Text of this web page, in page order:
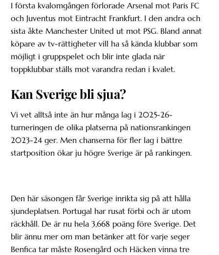
I första kvalomgången förlorade Arsenal mot Paris FC
och Juventus mot Eintracht Frankfurt. I den andra och
sista åkte Manchester United ut mot PSG. Bland annat
köpare av tv-rättigheter vill ha så kända klubbar som
möjligt i gruppspelet och blir inte glada när
toppklubbar ställs mot varandra redan i kvalet.
Kan Sverige bli sjua?
Vi vet alltså inte än hur många lag i 2025-26-
turneringen de olika platserna på nationsrankingen
2023-24 ger. Men chanserna för fler lag i bättre
startposition ökar ju högre Sverige är på rankingen.
Den här säsongen får Sverige inrikta sig på att hålla
sjundeplatsen. Portugal har rusat förbi och är utom
räckhåll. De är nu hela 3,668 poäng före Sverige. Det
blir ännu mer om man betänker att för varje seger
Benfica tar måste Rosengård och Häcken vinna tre